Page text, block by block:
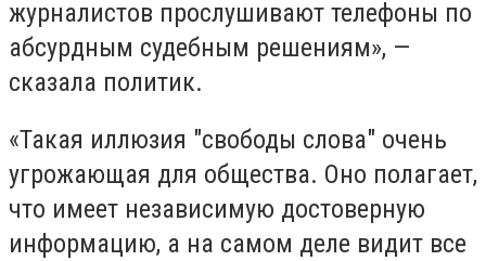
журналистов прослушивают телефоны по
абсурдным судебным решениям», —
сказала политик.
«Такая иллюзия "свободы слова" очень
угрожающая для общества. Оно полагает,
что имеет независимую достоверную
информацию, а на самом деле видит все